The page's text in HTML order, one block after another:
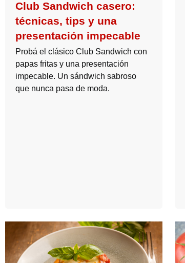
Club Sandwich casero:
técnicas, tips y una
presentación impecable
Probá el clásico Club Sandwich con
papas fritas y una presentación
impecable. Un sándwich sabroso
que nunca pasa de moda.